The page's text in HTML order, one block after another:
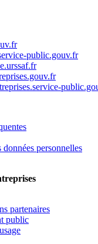
public.gouv.fr
données personnelles
partenaires
public